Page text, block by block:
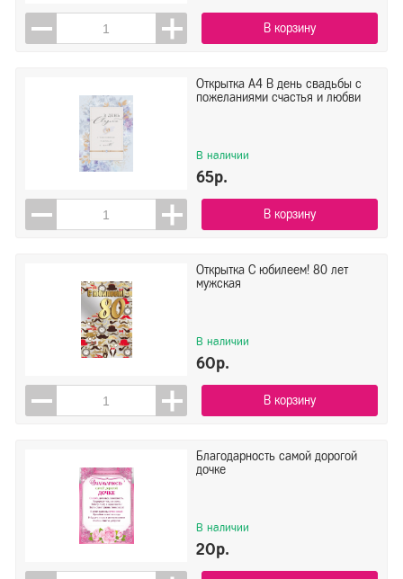
В корзину
Открытка А4 В день свадьбы с
пожеланиями счастья и любви
В наличии
65р.
В корзину
Открытка С юбилеем! 80 лет
мужская
В наличии
60р.
В корзину
Благодарность самой дорогой
дочке
В наличии
20р.